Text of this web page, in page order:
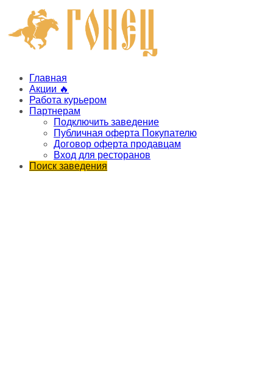
Главная
Акции 🔥
Работа курьером
Партнерам
Подключить заведение
Публичная оферта Покупателю
Договор оферта продавцам
Вход для ресторанов
Поиск заведения